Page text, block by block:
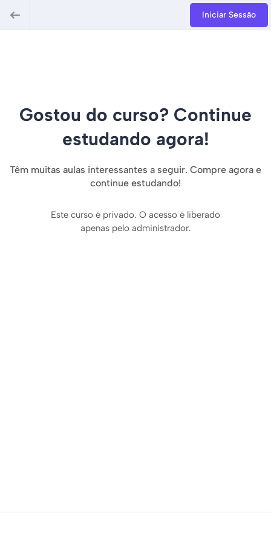
Iniciar Sessão
Gostou do curso? Continue
estudando agora!
Têm muitas aulas interessantes a seguir. Compre agora e
continue estudando!
Este curso é privado. O acesso é liberado
apenas pelo administrador.